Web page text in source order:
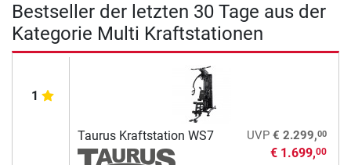
Bestseller der letzten 30 Tage aus der
Kategorie Multi Kraftstationen
1
Taurus Kraftstation WS7 UVP € 2.299,00
€ 1.699,00